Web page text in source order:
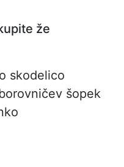
že
skodelico
šopek